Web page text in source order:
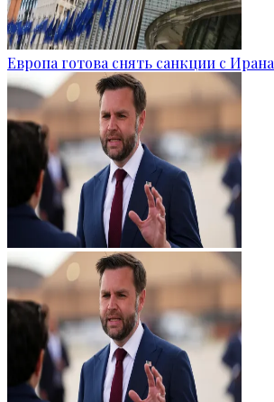
Европа готова снять санкции с Ирана